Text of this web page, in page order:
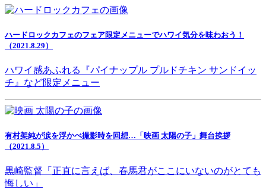
ハードロックカフェのフェア限定メニューでハワイ気分を味わおう！
（2021.8.29）
ハワイ感あふれる『パイナップル プルドチキン サンドイッ
チ』など限定メニュー
有村架純が涙を浮かべ撮影時を回想…「映画 太陽の子」舞台挨拶
（2021.8.5）
黒崎監督「正直に言えば、春馬君がここにいないのがとても
悔しい」